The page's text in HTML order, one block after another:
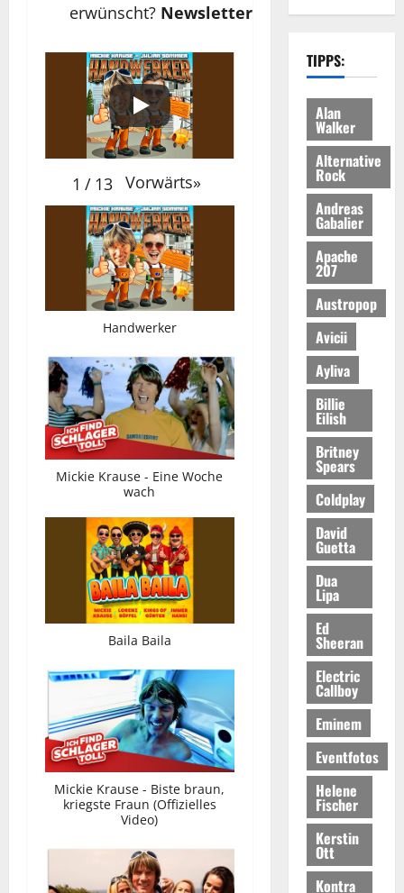
erwünscht? Newsletter
1 / 13 Vorwärts»
Handwerker
Mickie Krause - Eine Woche
wach
Baila Baila
Mickie Krause - Biste braun,
kriegste Fraun (Offizielles
Video)
TIPPS:
Alan
Walker
Alternative
Rock
Andreas
Gabalier
Apache
207
Austropop
Avicii
Ayliva
Billie
Eilish
Britney
Spears
Coldplay
David
Guetta
Dua
Lipa
Ed
Sheeran
Electric
Callboy
Eminem
Eventfotos
Helene
Fischer
Kerstin
Ott
Kontra